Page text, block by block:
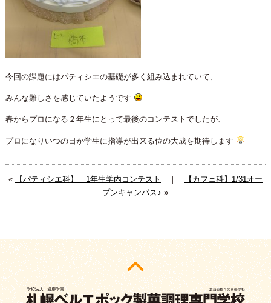
今回の課題にはパティシエの基礎が多く組み込まれていて、
みんな難しさを感じていたようです
春からプロになる２年生にとって最後のコンテストでしたが、
プロになりいつの日か学生に指導が出来る位の大成を期待します
« 【パティシエ科】 1年生学内コンテスト ｜
【カフェ科】1/31オー
プンキャンパス♪ »